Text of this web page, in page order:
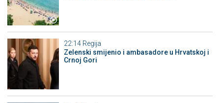
22:14 Regija
Zelenski smijenio i ambasadore u Hrvatskoj i
Crnoj Gori